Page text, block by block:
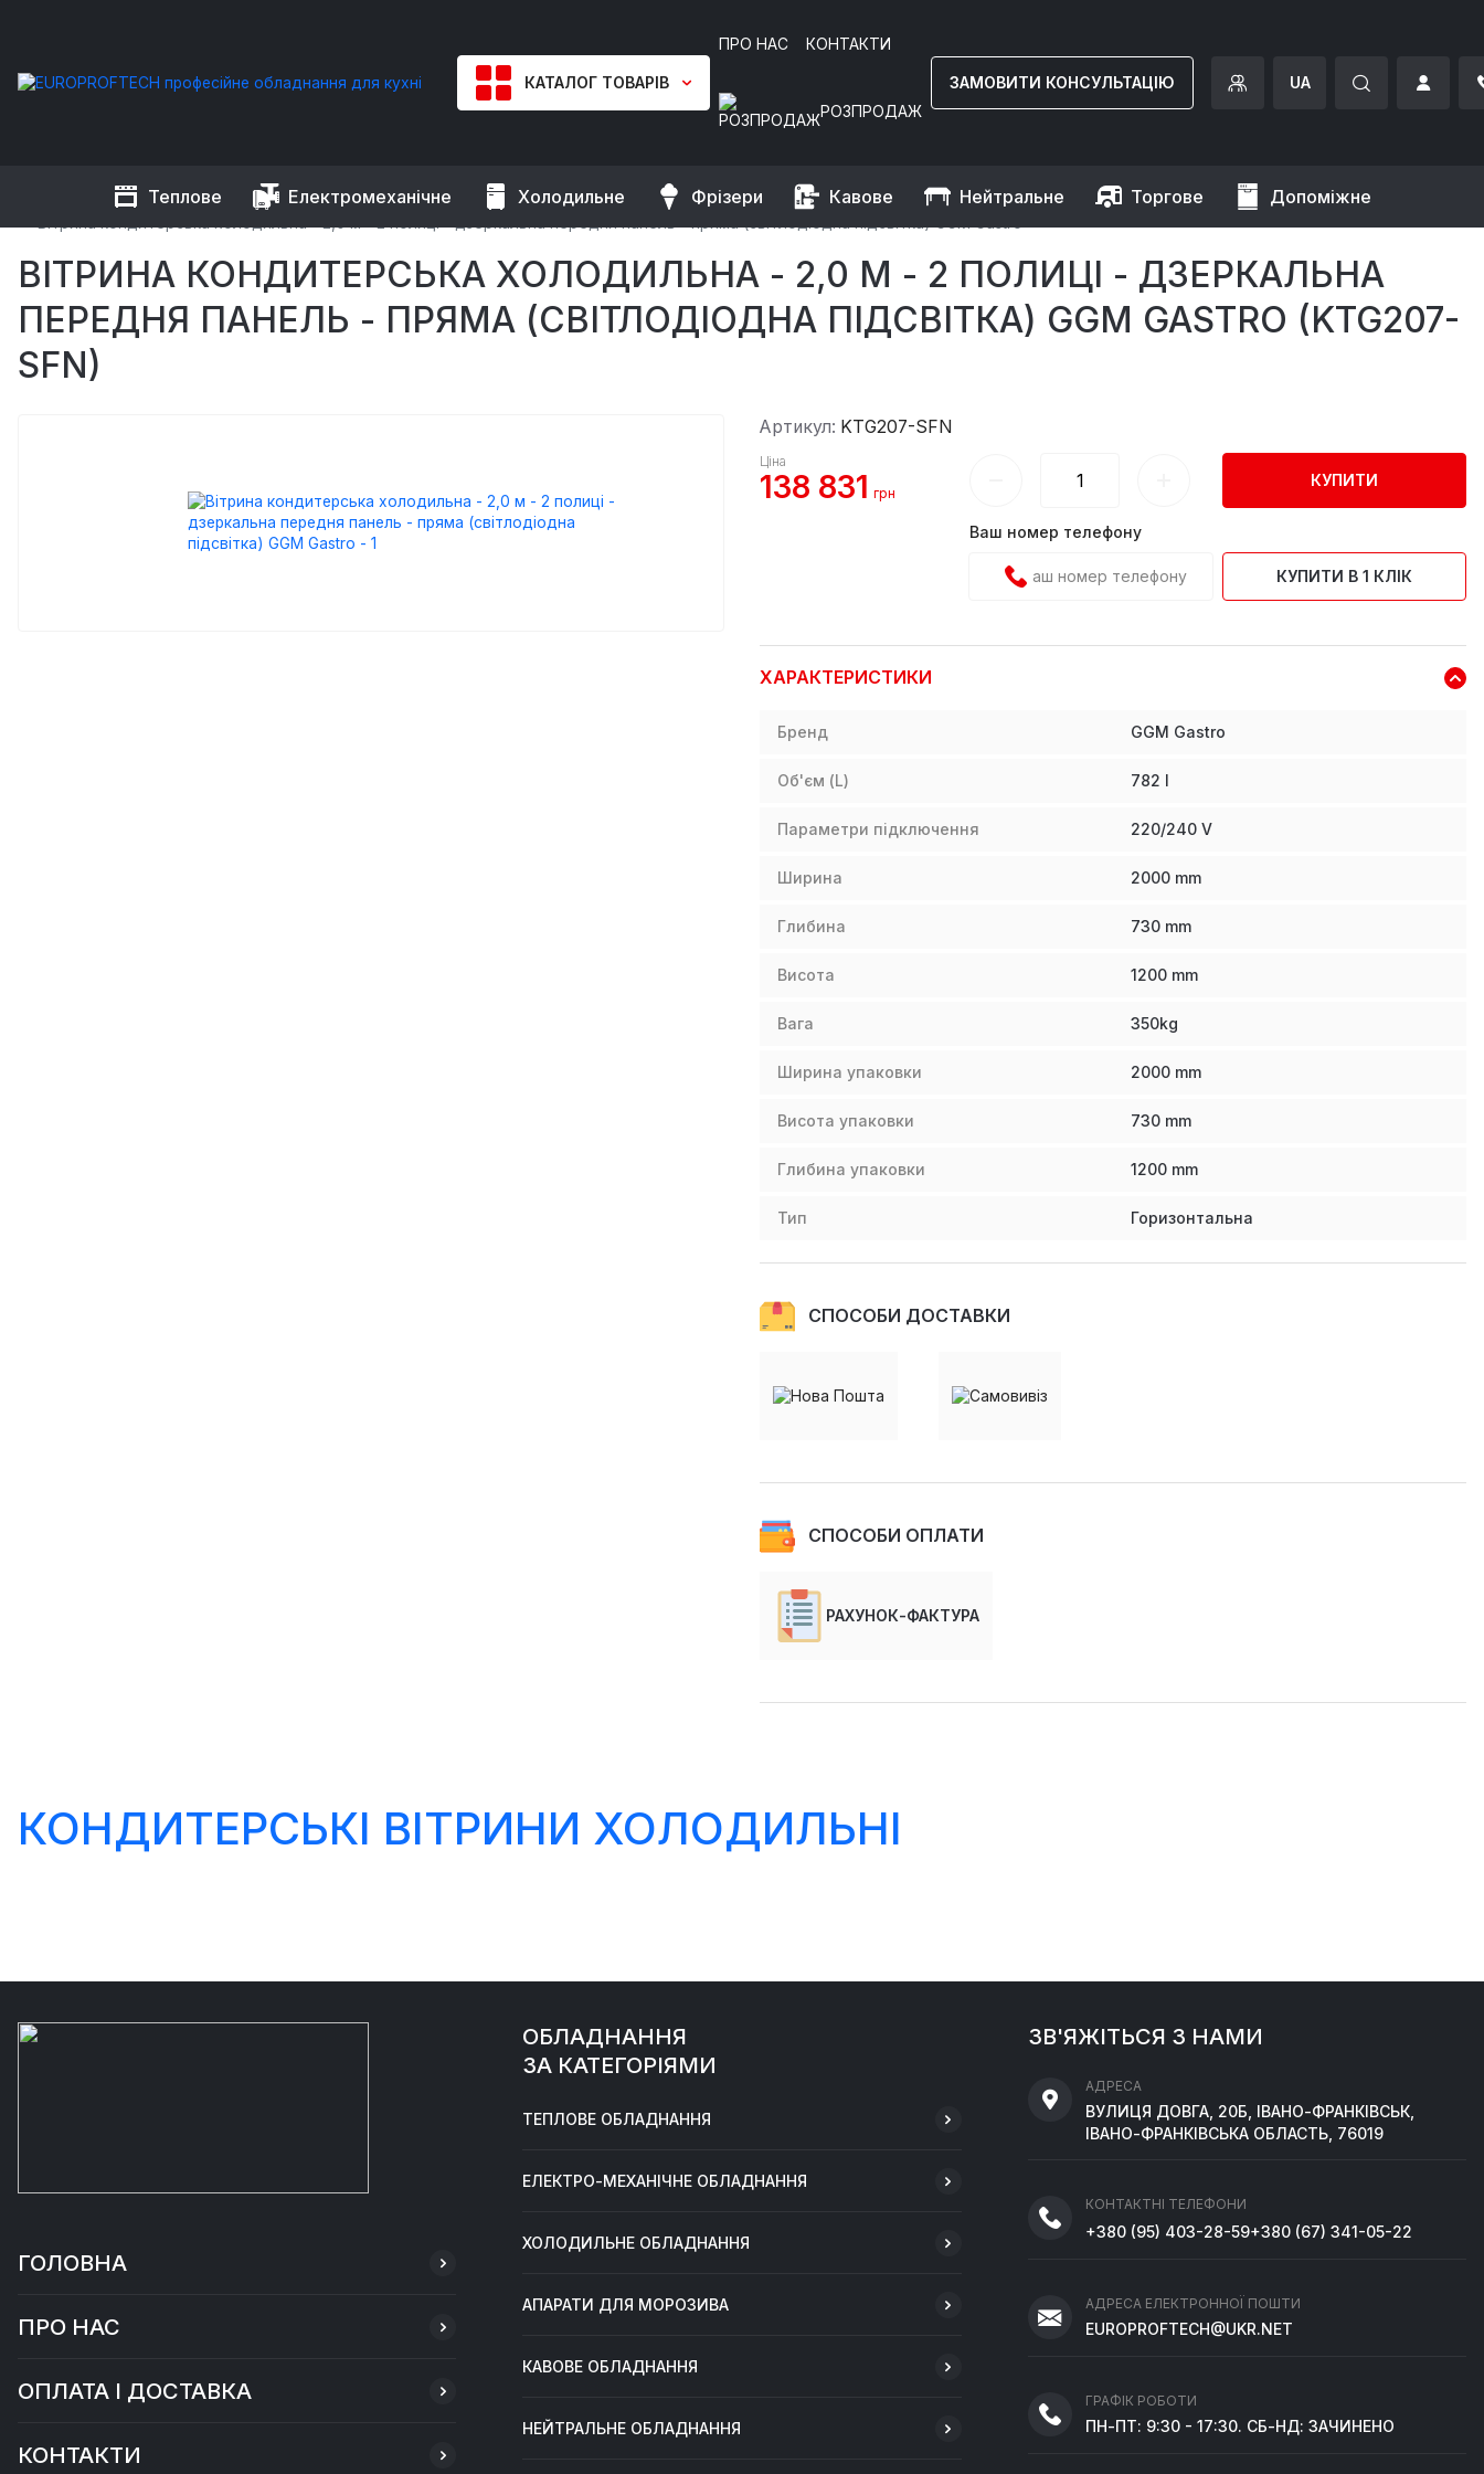
КАТАЛОГ ТОВАРІВ
ПРО НАС КОНТАКТИ
РОЗПРОДАЖ
ЗАМОВИТИ КОНСУЛЬТАЦІЮ UA
Теплове Електромеханічне Холодильне Фрізери Кавове Нейтральне Торгове Допоміжне
EUROPROFTECH Холодильне обладнання Холодильні вітрини
Кондитерські вітрини холодильні
ВІТРИНА КОНДИТЕРСЬКА ХОЛОДИЛЬНА - 2,0 М - 2 ПОЛИЦІ - ДЗЕРКАЛЬНА
ПЕРЕДНЯ ПАНЕЛЬ - ПРЯМА (СВІТЛОДІОДНА ПІДСВІТКА) GGM GASTRO (KTG207-
SFN)
Артикул: KTG207-SFN
Ціна
138 831 грн
КУПИТИ
Ваш номер телефону
КУПИТИ В 1 КЛІК
ХАРАКТЕРИСТИКИ
Бренд GGM Gastro
Об'єм (L) 782 l
Параметри підключення 220/240 V
Ширина 2000 mm
Глибина 730 mm
Висота 1200 mm
Вага 350kg
Ширина упаковки 2000 mm
Висота упаковки 730 mm
Глибина упаковки 1200 mm
Тип Горизонтальна
СПОСОБИ ДОСТАВКИ
СПОСОБИ ОПЛАТИ
РАХУНОК-ФАКТУРА
КОНДИТЕРСЬКІ ВІТРИНИ ХОЛОДИЛЬНІ
ГОЛОВНА
ПРО НАС
ОПЛАТА І ДОСТАВКА
КОНТАКТИ
ОБЛАДНАННЯ
ЗА КАТЕГОРІЯМИ
ТЕПЛОВЕ ОБЛАДНАННЯ
ЕЛЕКТРО-МЕХАНІЧНЕ ОБЛАДНАННЯ
ХОЛОДИЛЬНЕ ОБЛАДНАННЯ
АПАРАТИ ДЛЯ МОРОЗИВА
КАВОВЕ ОБЛАДНАННЯ
НЕЙТРАЛЬНЕ ОБЛАДНАННЯ
ЗВ'ЯЖІТЬСЯ З НАМИ
АДРЕСА
ВУЛИЦЯ ДОВГА, 20Б, ІВАНО-ФРАНКІВСЬК,
ІВАНО-ФРАНКІВСЬКА ОБЛАСТЬ, 76019
КОНТАКТНІ ТЕЛЕФОНИ
+380 (95) 403-28-59+380 (67) 341-05-22
АДРЕСА ЕЛЕКТРОННОЇ ПОШТИ
EUROPROFTECH@UKR.NET
ГРАФІК РОБОТИ
ПН-ПТ: 9:30 - 17:30. СБ-НД: ЗАЧИНЕНО